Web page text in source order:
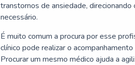
transtornos de ansiedade,
necessário.
É muito comum a procura por esse
clínico pode realizar o
Procurar um mesmo médico ajuda a